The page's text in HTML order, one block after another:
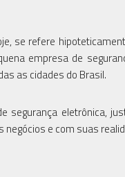
se refere
empresa de
as cidades do Brasil.
segurança eletrônica,
e com suas